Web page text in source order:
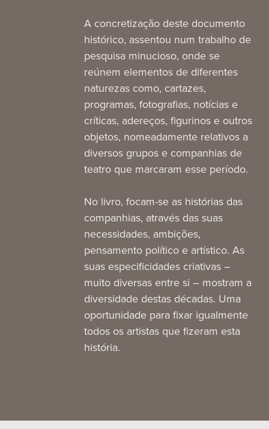
A concretização deste documento
histórico, assentou num trabalho de
pesquisa minucioso, onde se
reúnem elementos de diferentes
naturezas como, cartazes,
programas, fotografias, notícias e
críticas, adereços, figurinos e outros
objetos, nomeadamente relativos a
diversos grupos e companhias de
teatro que marcaram esse período.
No livro, focam-se as histórias das
companhias, através das suas
necessidades, ambições,
pensamento político e artístico. As
suas especificidades criativas –
muito diversas entre si – mostram a
diversidade destas décadas. Uma
oportunidade para fixar igualmente
todos os artistas que fizeram esta
história.